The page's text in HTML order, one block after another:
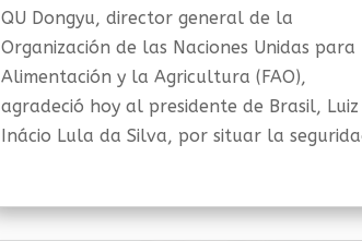
QU Dongyu, director general de la
Organización de las Naciones Unidas para
Alimentación y la Agricultura (FAO),
agradeció hoy al presidente de Brasil, Luiz
Inácio Lula da Silva, por situar la